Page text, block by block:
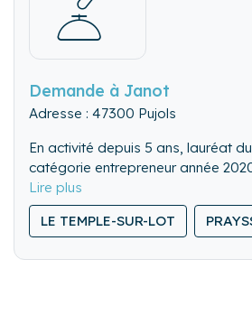
Demande à Janot
Adresse : 47300 Pujols
En activité depuis 5 ans, lauréat
catégorie entrepreneur année
facilite la vie des loueurs de biens
réalisant à leurs places les
domicile. Accueil des locataires,
LE TEMPLE-SUR-LOT